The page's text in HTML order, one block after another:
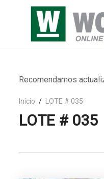
Recomendamos
Inicio LOTE # 035
LOTE # 035